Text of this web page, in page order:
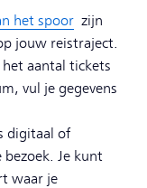
het spoor zijn
jouw reistraject.
aantal tickets
vul je gegevens
digitaal of
Je kunt
waar je